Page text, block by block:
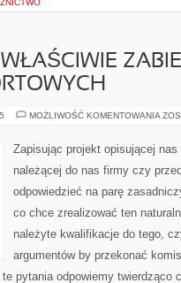
MOŻLIWOŚĆ KOMENTOWANIA
Zapisując projekt opisującej
należącej do nas firmy czy
odpowiedzieć na parę
co chce zrealizować ten
należyte kwalifikacje do tego,
argumentów by przekonać
pytania odpowiemy twierdząco